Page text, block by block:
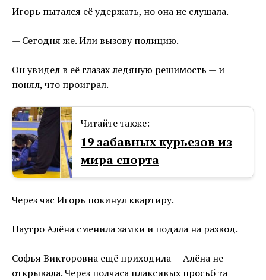
Игорь пытался её удержать, но она не слушала.
— Сегодня же. Или вызову полицию.
Он увидел в её глазах ледяную решимость — и
понял, что проиграл.
Читайте также:
19 забавных курьезов из
мира спорта
Через час Игорь покинул квартиру.
Наутро Алёна сменила замки и подала на развод.
Софья Викторовна ещё приходила — Алёна не
открывала. Через полчаса плаксивых просьб та